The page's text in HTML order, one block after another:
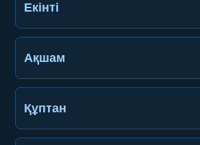
Екінті
Ақшам
Құптан